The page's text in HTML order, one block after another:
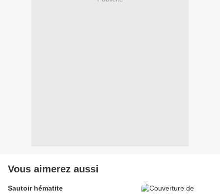
Vous aimerez aussi
Sautoir hématite